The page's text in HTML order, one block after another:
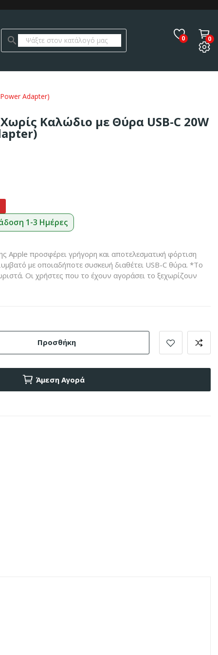
search 0 0
Adapter)
Καλώδιο με Θύρα USB-C 20W
1-3 Ημέρες
Apple προσφέρει γρήγορη και αποτελεσματική φόρτιση
με οποιαδήποτε συσκευή διαθέτει USB-C θύρα. *Το
Οι χρήστες που το έχουν αγοράσει το ξεχωρίζουν
Προσθήκη
Άμεση Αγορά